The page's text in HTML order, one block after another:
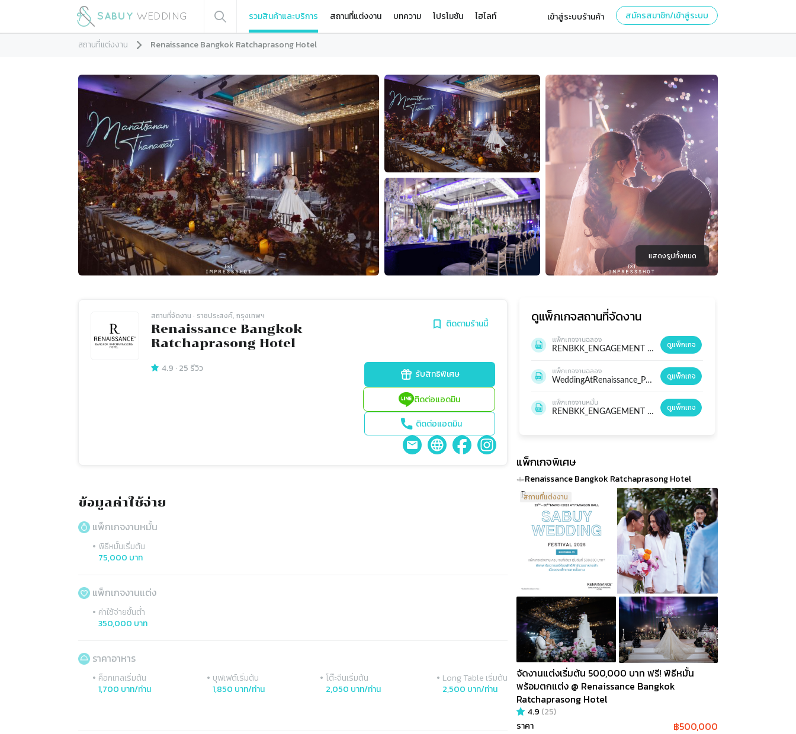
รวมสินค้าและบริการ สถานที่แต่งงาน บทความ โปรโมชัน ไฮไลท์ เข้าสู่ระบบร้านค้า สมัครสมาชิก/เข้าสู่ระบบ
สถานที่แต่งงาน Renaissance Bangkok Ratchaprasong Hotel
แสดงรูปทั้งหมด
สถานที่จัดงาน · ราชประสงค์, กรุงเทพฯ
Renaissance Bangkok
Ratchaprasong Hotel
ติดตามร้านนี้
4.9 ·25 รีวิว รับสิทธิพิเศษ
ติดต่อแอดมิน
ติดต่อแอดมิน
ข้อมูลค่าใช้จ่าย
แพ็กเกจงานหมั้น
• พิธีหมั้นเริ่มต้น
75,000 บาท
แพ็กเกจงานแต่ง
• ค่าใช้จ่ายขั้นต่ำ
350,000 บาท
ราคาอาหาร
• ค็อกเทลเริ่มต้น
1,700 บาท/ท่าน
• บุฟเฟต์เริ่มต้น
1,850 บาท/ท่าน
• โต๊ะจีนเริ่มต้น
2,050 บาท/ท่าน
• Long Table เริ่มต้น
2,500 บาท/ท่าน
ดูแพ็กเกจสถานที่จัดงาน
แพ็กเกจงานฉลอง
RENBKK_ENGAGEMENT & WEDDING PACKAGE 2026.pdf ดูแพ็กเกจ
แพ็กเกจงานฉลอง
WeddingAtRenaissance_PerfectlyYours_Brochure_A4_EN.pdf ดูแพ็กเกจ
แพ็กเกจงานหมั้น
RENBKK_ENGAGEMENT & WEDDING PACKAGE 2026.pdf ดูแพ็กเกจ
แพ็กเกจพิเศษ
Renaissance Bangkok Ratchaprasong Hotel
สถานที่แต่งงาน
จัดงานแต่งเริ่มต้น 500,000 บาท ฟรี! พิธีหมั้น
พร้อมตกแต่ง @ Renaissance Bangkok
Ratchaprasong Hotel
4.9 (25)
ราคา
฿500,000